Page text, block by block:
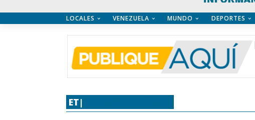
LOCALES VENEZUELA MUNDO DEPORTES
ET|